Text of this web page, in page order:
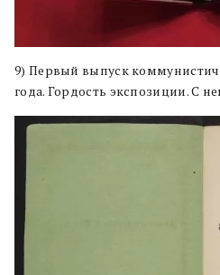
9) Первый выпуск
года. Гордость экспозиции. С